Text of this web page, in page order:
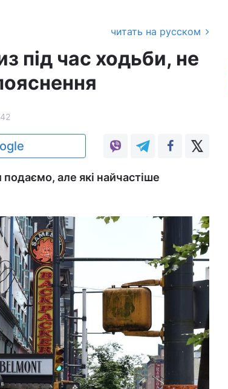
читать на русском
під час ходьби, не
але які найчастіше